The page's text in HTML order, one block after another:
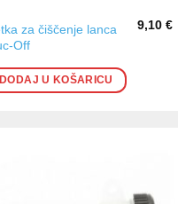
za čiščenje lanca
Off
9,10€
DODAJ U KOŠARICU